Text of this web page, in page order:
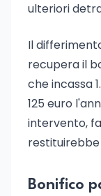
ulteriori
Il
recupera il
che incassa
125 euro
intervento,
restituirebbe
Bonifico